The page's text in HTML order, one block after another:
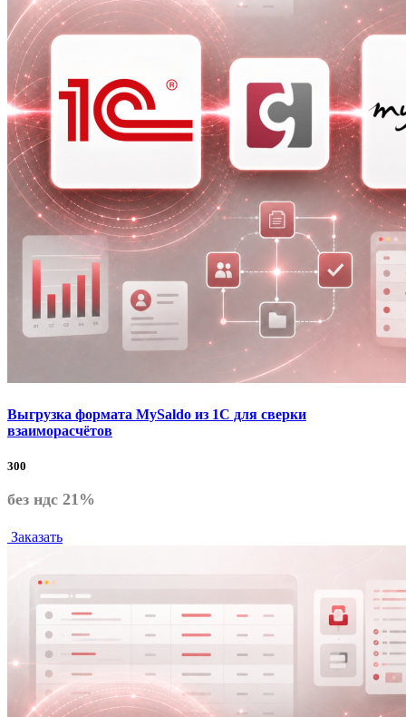
Выгрузка формата MySaldo из 1C для сверки
взаиморасчётов
300
без ндс 21%
Заказать